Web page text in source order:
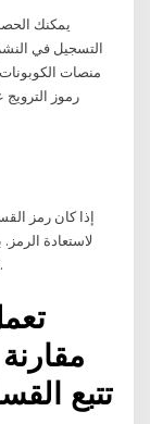
يمكنك
التسجيل في
منصات
رموز
إذا كان رمز
لاستعادة
يُرجى الاتصال بنا، مع وصف تاريخ الشراء وبائع التجزئة.
تتبع